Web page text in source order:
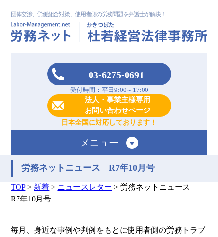
団体交渉、労働組合対策、使用者側の労務問題を弁護士が解決！
03-6275-0691
受付時間：平日9:00～17:00
法人・事業主様専用
お問い合わせページ
日本全国に対応しております！
メニュー
労務ネットニュース R7年10月号
TOP> 新着 > ニュースレター >労務ネットニュース
R7年10月号
毎月、身近な事例や判例をもとに使用者側の労務トラブ